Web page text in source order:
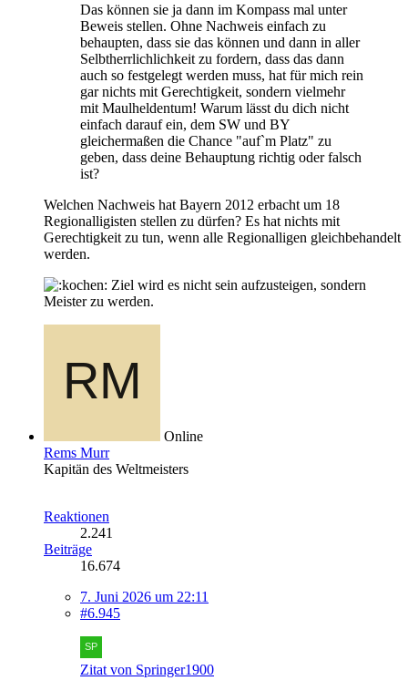
Das können sie ja dann im Kompass mal unter
Beweis stellen. Ohne Nachweis einfach zu
behaupten, dass sie das können und dann in aller
Selbtherrlichlichkeit zu fordern, dass das dann
auch so festgelegt werden muss, hat für mich rein
gar nichts mit Gerechtigkeit, sondern vielmehr
mit Maulheldentum! Warum lässt du dich nicht
einfach darauf ein, dem SW und BY
gleichermaßen die Chance "auf`m Platz" zu
geben, dass deine Behauptung richtig oder falsch
ist?
Welchen Nachweis hat Bayern 2012 erbacht um 18
Regionalligisten stellen zu dürfen? Es hat nichts mit
Gerechtigkeit zu tun, wenn alle Regionalligen gleichbehandelt
werden.
Ziel wird es nicht sein aufzusteigen, sondern
Meister zu werden.
Online
Rems Murr
Kapitän des Weltmeisters
Reaktionen
2.241
Beiträge
16.674
7. Juni 2026 um 22:11
#6.945
Zitat von Springer1900